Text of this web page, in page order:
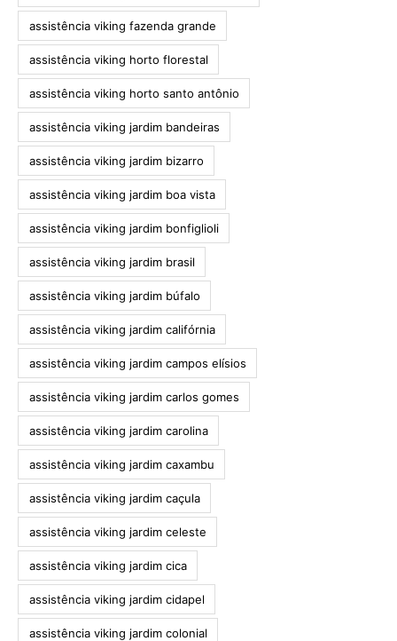
assistência viking fazenda grande
assistência viking horto florestal
assistência viking horto santo antônio
assistência viking jardim bandeiras
assistência viking jardim bizarro
assistência viking jardim boa vista
assistência viking jardim bonfiglioli
assistência viking jardim brasil
assistência viking jardim búfalo
assistência viking jardim califórnia
assistência viking jardim campos elísios
assistência viking jardim carlos gomes
assistência viking jardim carolina
assistência viking jardim caxambu
assistência viking jardim caçula
assistência viking jardim celeste
assistência viking jardim cica
assistência viking jardim cidapel
assistência viking jardim colonial